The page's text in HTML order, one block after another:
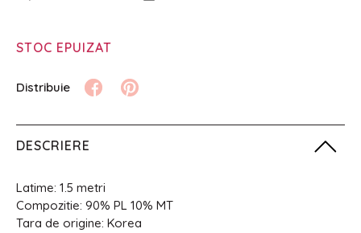
STOC EPUIZAT
DESCRIERE
Latime: 1.5 metri
Compozitie: 90% PL 10% MT
Tara de origine: Korea